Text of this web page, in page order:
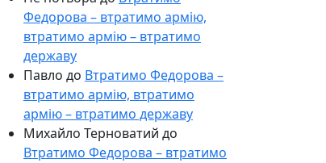
Федорова – втратимо армію,
втратимо армію – втратимо
державу
Павло до Втратимо Федорова –
втратимо армію, втратимо
армію – втратимо державу
Михайло Терноватий до
Втратимо Федорова – втратимо